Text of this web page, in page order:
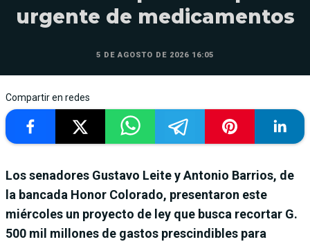
urgente de medicamentos
5 DE AGOSTO DE 2026 16:05
Compartir en redes
Los senadores Gustavo Leite y Antonio Barrios, de
la bancada Honor Colorado, presentaron este
miércoles un proyecto de ley que busca recortar G.
500 mil millones de gastos prescindibles para